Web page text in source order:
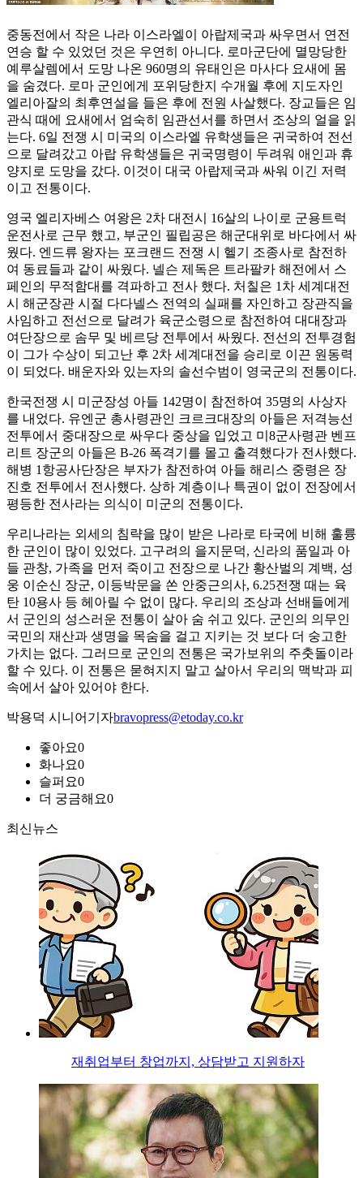
중동전에서 작은 나라 이스라엘이 아랍제국과 싸우면서 연전
연승 할 수 있었던 것은 우연히 아니다. 로마군단에 멸망당한
예루살렘에서 도망 나온 960명의 유태인은 마사다 요새에 몸
을 숨겼다. 로마 군인에게 포위당한지 수개월 후에 지도자인
엘리아잘의 최후연설을 들은 후에 전원 사살했다. 장교들은 임
관식 때에 요새에서 엄숙히 임관선서를 하면서 조상의 얼을 읽
는다. 6일 전쟁 시 미국의 이스라엘 유학생들은 귀국하여 전선
으로 달려갔고 아랍 유학생들은 귀국명령이 두려워 애인과 휴
양지로 도망을 갔다. 이것이 대국 아랍제국과 싸워 이긴 저력
이고 전통이다.
영국 엘리자베스 여왕은 2차 대전시 16살의 나이로 군용트럭
운전사로 근무 했고, 부군인 필립공은 해군대위로 바다에서 싸
웠다. 엔드류 왕자는 포크랜드 전쟁 시 헬기 조종사로 참전하
여 동료들과 같이 싸웠다. 넬슨 제독은 트라팔카 해전에서 스
페인의 무적함대를 격파하고 전사 했다. 처칠은 1차 세계대전
시 해군장관 시절 다다넬스 전역의 실패를 자인하고 장관직을
사임하고 전선으로 달려가 육군소령으로 참전하여 대대장과
여단장으로 솜무 및 베르당 전투에서 싸웠다. 전선의 전투경험
이 그가 수상이 되고난 후 2차 세계대전을 승리로 이끈 원동력
이 되었다. 배운자와 있는자의 솔선수범이 영국군의 전통이다.
한국전쟁 시 미군장성 아들 142명이 참전하여 35명의 사상자
를 내었다. 유엔군 총사령관인 크르크대장의 아들은 저격능선
전투에서 중대장으로 싸우다 중상을 입었고 미8군사령관 벤프
리트 장군의 아들은 B-26 폭격기를 몰고 출격했다가 전사했다.
해병 1항공사단장은 부자가 참전하여 아들 해리스 중령은 장
진호 전투에서 전사했다. 상하 계층이나 특권이 없이 전장에서
평등한 전사라는 의식이 미군의 전통이다.
우리나라는 외세의 침략을 많이 받은 나라로 타국에 비해 훌륭
한 군인이 많이 있었다. 고구려의 을지문덕, 신라의 품일과 아
들 관창, 가족을 먼저 죽이고 전장으로 나간 황산벌의 계백, 성
웅 이순신 장군, 이등박문을 쏜 안중근의사, 6.25전쟁 때는 육
탄 10용사 등 헤아릴 수 없이 많다. 우리의 조상과 선배들에게
서 군인의 성스러운 전통이 살아 숨 쉬고 있다. 군인의 의무인
국민의 재산과 생명을 목숨을 걸고 지키는 것 보다 더 숭고한
가치는 없다. 그러므로 군인의 전통은 국가보위의 주춧돌이라
할 수 있다. 이 전통은 묻혀지지 말고 살아서 우리의 맥박과 피
속에서 살아 있어야 한다.
박용덕 시니어기자bravopress@etoday.co.kr
좋아요0
화나요0
슬퍼요0
더 궁금해요0
최신뉴스
재취업부터 창업까지, 상담받고 지원하자